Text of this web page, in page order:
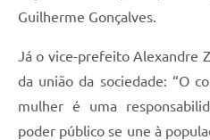
Guilherme Gonçalves.
Já o vice-prefeito Alexandre
da união da sociedade: “O
mulher é uma
poder público se une à